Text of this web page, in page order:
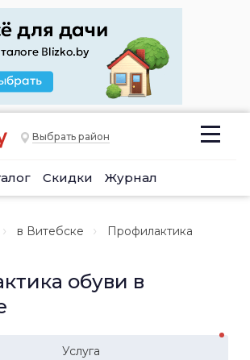
Выбрать район
Скидки Журнал
в Витебске
Профилактика
обуви в
Услуга